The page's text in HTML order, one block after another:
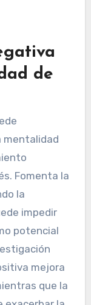
de
mentalidad
Fomenta la
la
impedir
potencial
mejora
que la